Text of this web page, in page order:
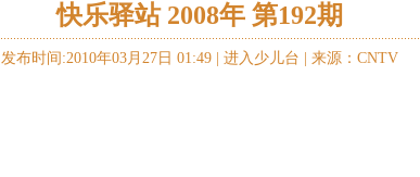
快乐驿站 2008年 第192期
发布时间:2010年03月27日 01:49 | 进入少儿台 来源：CNTV